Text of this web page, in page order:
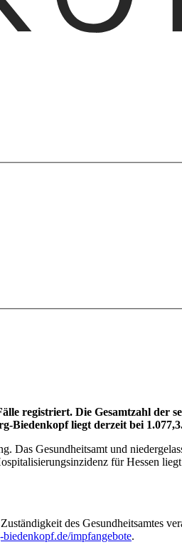
registriert. Die Gesamtzahl der
Biedenkopf liegt derzeit bei
Das Gesundheitsamt und
für Hessen
des Gesundheitsamtes
impfangebote.